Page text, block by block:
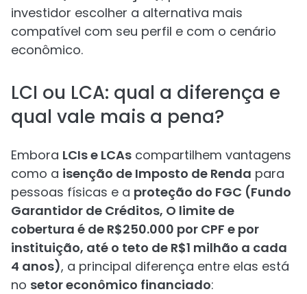
investidor escolher a alternativa mais
compatível com seu perfil e com o cenário
econômico.
LCI ou LCA: qual a diferença e
qual vale mais a pena?
Embora LCIs e LCAs compartilhem vantagens
como a isenção de Imposto de Renda para
pessoas físicas e a proteção do FGC (Fundo
Garantidor de Créditos, O limite de
cobertura é de R$250.000 por CPF e por
instituição, até o teto de R$1 milhão a cada
4 anos), a principal diferença entre elas está
no setor econômico financiado: